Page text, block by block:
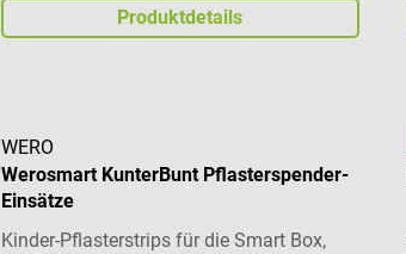
Produktdetails
WERO
Werosmart KunterBunt Pflasterspender-
Einsätze
Kinder-Pflasterstrips für die Smart Box,